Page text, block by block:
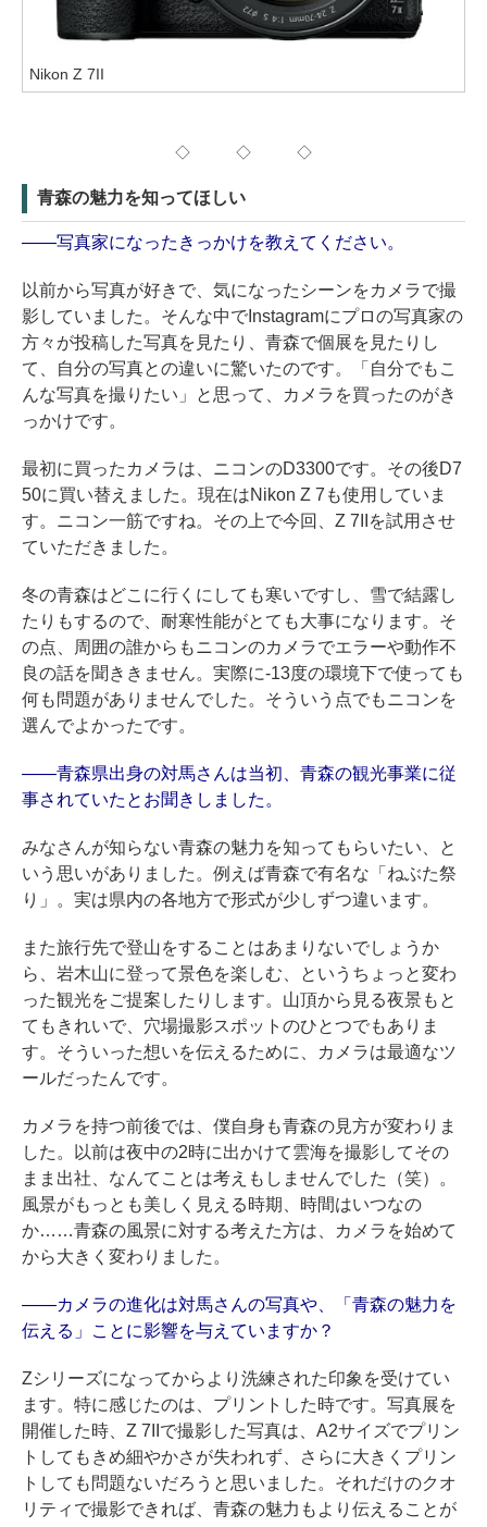
Nikon Z 7II
◇ ◇ ◇
青森の魅力を知ってほしい
——写真家になったきっかけを教えてください。
以前から写真が好きで、気になったシーンをカメラで撮
影していました。そんな中でInstagramにプロの写真家の
方々が投稿した写真を見たり、青森で個展を見たりし
て、自分の写真との違いに驚いたのです。「自分でもこ
んな写真を撮りたい」と思って、カメラを買ったのがき
っかけです。
最初に買ったカメラは、ニコンのD3300です。その後D7
50に買い替えました。現在はNikon Z 7も使用していま
す。ニコン一筋ですね。その上で今回、Z 7IIを試用させ
ていただきました。
冬の青森はどこに行くにしても寒いですし、雪で結露し
たりもするので、耐寒性能がとても大事になります。そ
の点、周囲の誰からもニコンのカメラでエラーや動作不
良の話を聞ききません。実際に-13度の環境下で使っても
何も問題がありませんでした。そういう点でもニコンを
選んでよかったです。
——青森県出身の対馬さんは当初、青森の観光事業に従
事されていたとお聞きしました。
みなさんが知らない青森の魅力を知ってもらいたい、と
いう思いがありました。例えば青森で有名な「ねぶた祭
り」。実は県内の各地方で形式が少しずつ違います。
また旅行先で登山をすることはあまりないでしょうか
ら、岩木山に登って景色を楽しむ、というちょっと変わ
った観光をご提案したりします。山頂から見る夜景もと
てもきれいで、穴場撮影スポットのひとつでもありま
す。そういった想いを伝えるために、カメラは最適なツ
ールだったんです。
カメラを持つ前後では、僕自身も青森の見方が変わりま
した。以前は夜中の2時に出かけて雲海を撮影してその
まま出社、なんてことは考えもしませんでした（笑）。
風景がもっとも美しく見える時期、時間はいつなの
か……青森の風景に対する考えた方は、カメラを始めて
から大きく変わりました。
——カメラの進化は対馬さんの写真や、「青森の魅力を
伝える」ことに影響を与えていますか？
Zシリーズになってからより洗練された印象を受けてい
ます。特に感じたのは、プリントした時です。写真展を
開催した時、Z 7IIで撮影した写真は、A2サイズでプリン
トしてもきめ細やかさが失われず、さらに大きくプリン
トしても問題ないだろうと思いました。それだけのクオ
リティで撮影できれば、青森の魅力もより伝えることが